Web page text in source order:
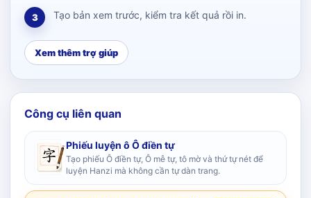
3 Tạo bản xem trước, kiểm tra kết quả rồi in.
Xem thêm trợ giúp
Công cụ liên quan
Phiếu luyện ô Ô điền tự
Tạo phiếu Ô điền tự, Ô mễ tự, tô mờ và thứ tự nét để
luyện Hanzi mà không cần tự dàn trang.